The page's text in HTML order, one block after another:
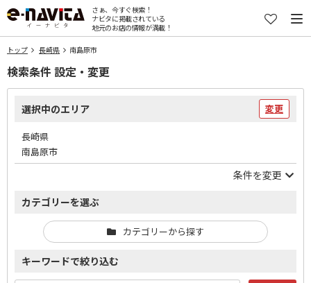
さぁ、今すぐ検索！
ナビタに掲載されている
地元のお店の情報が満載！
トップ 長崎県 南島原市
検索条件 設定・変更
選択中のエリア 変更
長崎県
南島原市
条件を変更
カテゴリーを選ぶ
カテゴリーから探す
キーワードで絞り込む